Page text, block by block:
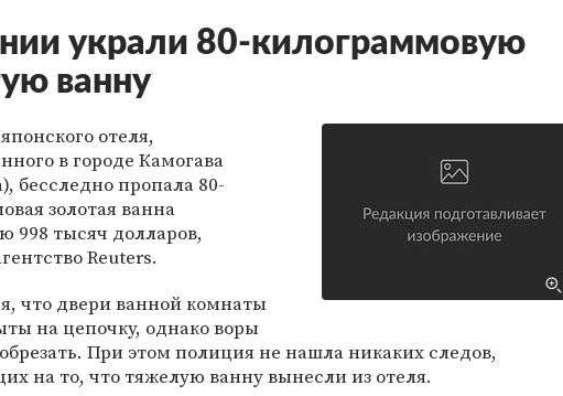
украли 80-килограммовую
ванну
отеля,
в городе Камогава
бесследно пропала 80-
золотая ванна
998 тысяч долларов,
Reuters.
что двери ванной комнаты
на цепочку, однако воры
При этом полиция не нашла никаких следов,
на то, что тяжелую ванну вынесли из отеля.